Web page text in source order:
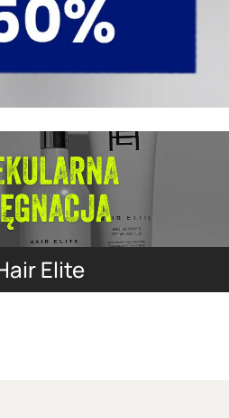
Elite